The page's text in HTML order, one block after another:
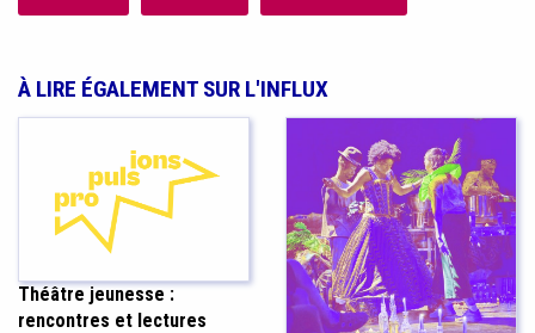
À LIRE ÉGALEMENT SUR L'INFLUX
Théâtre jeunesse :
rencontres et lectures